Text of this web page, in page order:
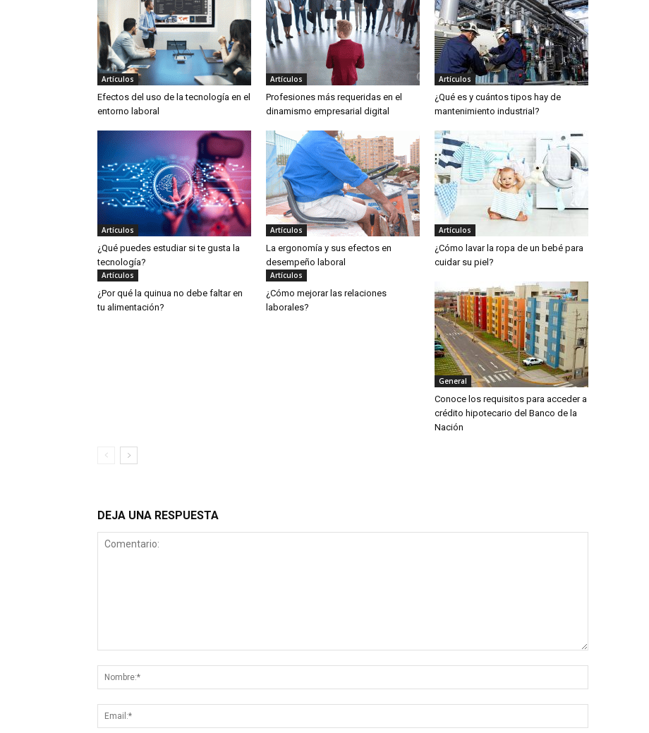
Artículos
Efectos del uso de la tecnología en el
entorno laboral
Artículos
Profesiones más requeridas en el
dinamismo empresarial digital
Artículos
¿Qué es y cuántos tipos hay de
mantenimiento industrial?
Artículos
¿Qué puedes estudiar si te gusta la
tecnología?
Artículos
La ergonomía y sus efectos en
desempeño laboral
Artículos
¿Cómo lavar la ropa de un bebé para
cuidar su piel?
Artículos
¿Por qué la quinua no debe faltar en
tu alimentación?
Artículos
¿Cómo mejorar las relaciones
laborales?
General
Conoce los requisitos para acceder a
crédito hipotecario del Banco de la
Nación
DEJA UNA RESPUESTA